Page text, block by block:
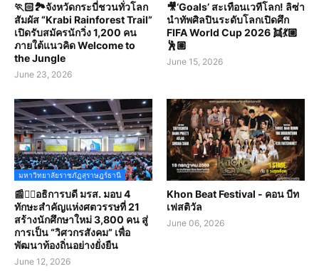
🏃🏻🏞️จังหวัดกระบี่ชวนทั่วโลก
สัมผัส “Krabi Rainforest Trail”
เปิดรับสมัครนักวิ่ง 1,200 คน
ภายใต้แนวคิด Welcome to
the Jungle
June 23, 2026
🎥‘Goals’ สะเทือนเวทีโลก! ลิซ่า
นำทัพศิลปินระดับโลกเปิดศึก
FIFA World Cup 2026 👯💃🏼
🕺🏽
June 15, 2026
มหาวิทยาลัยราชภัฏสุราษฎร์ธานี
📰✍🏻อธิการบดี มรส. มอบ 4
ทักษะสำคัญแห่งศตวรรษที่ 21
สร้างนักศึกษาใหม่ 3,800 คน สู่
การเป็น “วิศวกรสังคม” เพื่อ
พัฒนาท้องถิ่นอย่างยั่งยืน
June 12, 2026
Khon Beat Festival - คอน บีท
เฟสติวัล
June 06, 2026